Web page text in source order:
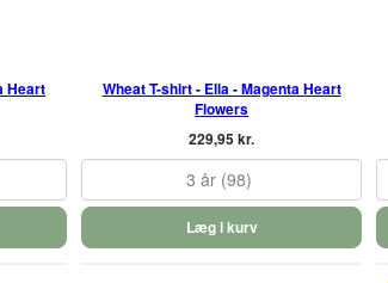
Heart
Wheat T-shirt - Ella - Magenta Heart
Flowers
229,95 kr.
3 år (98)
Læg i kurv